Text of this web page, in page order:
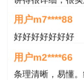
用户m7****88
好好好好好好好
用户m2****66
条理清晰，易懂。